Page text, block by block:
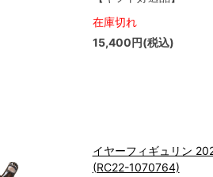
在庫切れ
15,400円(税込)
イヤーフィギュリン
(RC22-1070764)